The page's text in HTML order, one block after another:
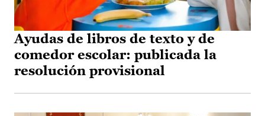
Ayudas de libros de texto y de
comedor escolar: publicada la
resolución provisional